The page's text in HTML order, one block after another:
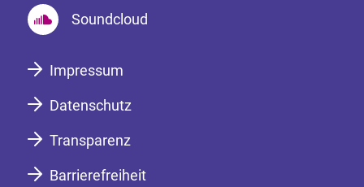
Soundcloud
Impressum
Datenschutz
Transparenz
Barrierefreiheit